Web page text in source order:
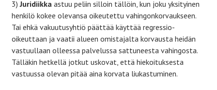
3)Juridiikka astuu peliin silloin tällöin, kun joku yksityinen
henkilö kokee olevansa oikeutettu vahingonkorvaukseen.
Tai ehkä vakuutusyhtiö päättää käyttää regressio-
oikeuttaan ja vaatii alueen omistajalta korvausta heidän
vastuullaan olleessa palvelussa sattuneesta vahingosta.
Tälläkin hetkellä jotkut uskovat, että hiekoituksesta
vastuussa olevan pitää aina korvata liukastuminen.